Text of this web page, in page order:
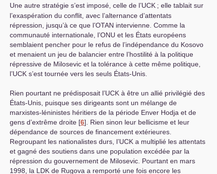
Une autre stratégie s’est imposé, celle de l’UCK ; elle tablait sur
l’exaspération du conflit, avec l’alternance d’attentats
répression, jusqu’à ce que l’OTAN intervienne. Comme la
communauté internationale, l’ONU et les États européens
semblaient pencher pour le refus de l’indépendance du Kosovo
et menaient un jeu de balancier entre l’hostilité à la politique
répressive de Milosevic et la tolérance à cette même politique,
l’UCK s’est tournée vers les seuls États-Unis.
Rien pourtant ne prédisposait l’UCK à être un allié privilégié des
États-Unis, puisque ses dirigeants sont un mélange de
marxistes-léninistes héritiers de la période Enver Hodja et de
gens d’extrême droite [6] . Rien sinon leur bellicisme et leur
dépendance de sources de financement extérieures.
Regroupant les nationalistes durs, l’UCK a multiplié les attentats
et gagné des soutiens dans une population excédée par la
répression du gouvernement de Milosevic. Pourtant en mars
1998, la LDK de Rugova a remporté une fois encore les